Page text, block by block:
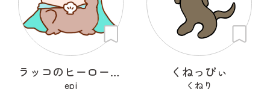
ラッコのヒーローラッキー
epi
くねっぴぃ
くねり